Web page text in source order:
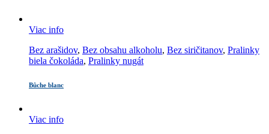
Viac info
Bez arašidov, Bez obsahu alkoholu, Bez siričitanov, Pralinky
biela čokoláda, Pralinky nugát
Bûche blanc
Viac info